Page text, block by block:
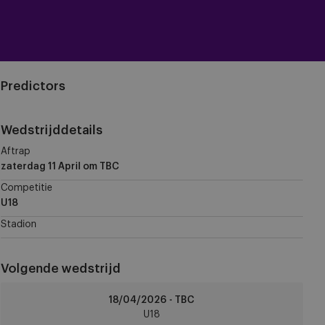
Predictors
Wedstrijddetails
Aftrap
zaterdag 11 April
om TBC
Competitie
U18
Stadion
Volgende wedstrijd
18/04/2026 - TBC
U18